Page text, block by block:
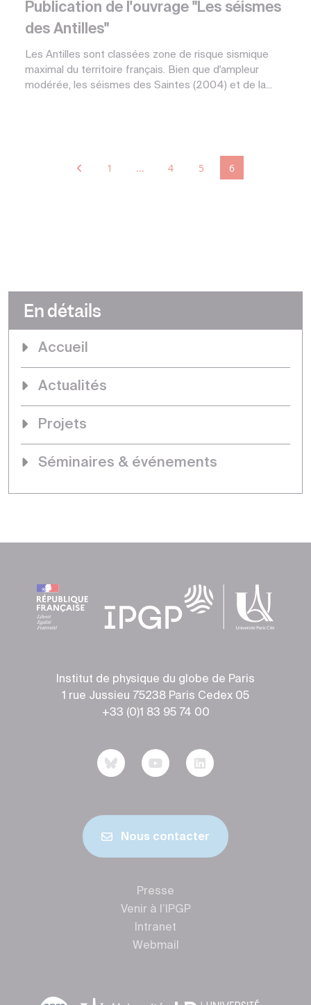
Publication de l'ouvrage "Les séismes
des Antilles"
Les Antilles sont classées zone de risque sismique
maximal du territoire français. Bien que d'ampleur
modérée, les séismes des Saintes (2004) et de la...
1 ... 4 5 6
En détails
Accueil
Actualités
Projets
Séminaires & événements
Institut de physique du globe de Paris
1 rue Jussieu 75238 Paris Cedex 05
+33 (0)1 83 95 74 00
Nous contacter
Presse
Venir à l’IPGP
Intranet
Webmail